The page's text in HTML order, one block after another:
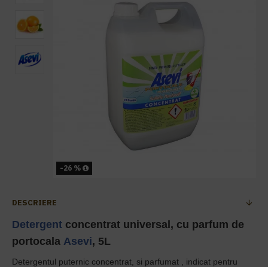
-26 %
DESCRIERE
Detergent concentrat universal, cu parfum de
portocala Asevi, 5L
Detergentul puternic concentrat, si parfumat , indicat pentru